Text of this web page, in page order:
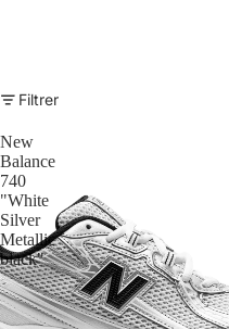
Filtrer
New
Balance
740
"White
Silver
Metallic
black"